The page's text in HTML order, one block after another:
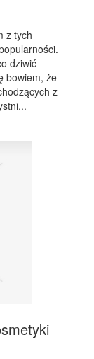
z tych
dziwić
bowiem, że
z